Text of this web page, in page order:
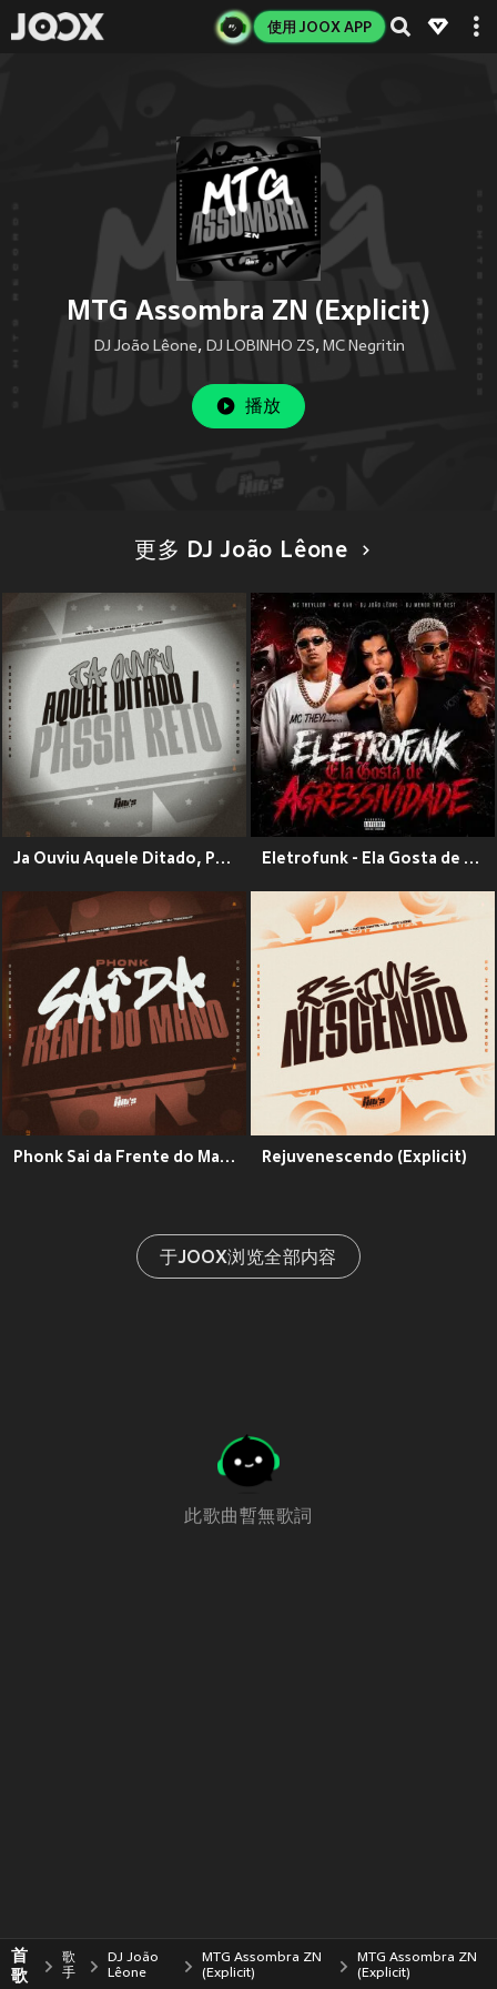
使用 JOOX APP
MTG Assombra ZN (Explicit)
DJ João Lêone, DJ LOBINHO ZS, MC Negritin
播放
更多 DJ João Lêone
Ja Ouviu Aquele Ditado, Passa Reto (Explicit) Eletrofunk - Ela Gosta de Agressividade (Explicit)
Phonk Sai da Frente do Mano (Explicit) Rejuvenescendo (Explicit)
于JOOX浏览全部内容
此歌曲暫無歌詞
首
歌
歌
手
DJ João
Lêone
MTG Assombra ZN
(Explicit)
MTG Assombra ZN
(Explicit)